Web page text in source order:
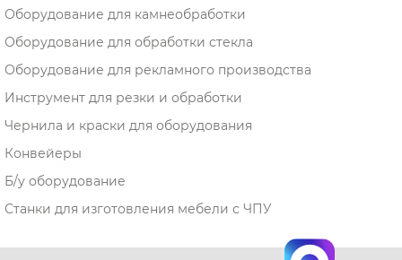
Оборудование для камнеобработки
Оборудование для обработки стекла
Оборудование для рекламного производства
Инструмент для резки и обработки
Чернила и краски для оборудования
Конвейеры
Б/у оборудование
Станки для изготовления мебели с ЧПУ